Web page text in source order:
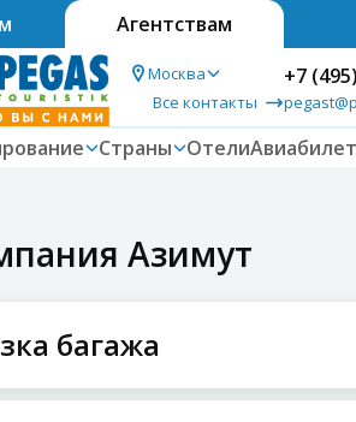
Агентствам
Москва
Все контакты
+7
Страны Отели
Азимут
багажа